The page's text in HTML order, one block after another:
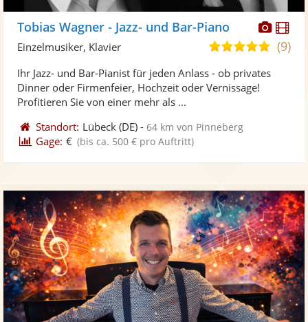
Tobias Wagner - Jazz- und Bar-Piano
4,9
5
(9)
Einzelmusiker, Klavier
Ihr Jazz- und Bar-Pianist für jeden Anlass - ob privates
Dinner oder Firmenfeier, Hochzeit oder Vernissage!
Profitieren Sie von einer mehr als ...
Standort: Lübeck (DE) -64 km von Pinneberg
Gage: € (bis ca. 500 € pro Auftritt)